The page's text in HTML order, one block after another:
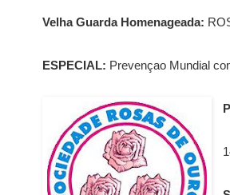
Velha Guarda Homenageada:
ESPECIAL: Prevençao Mundial